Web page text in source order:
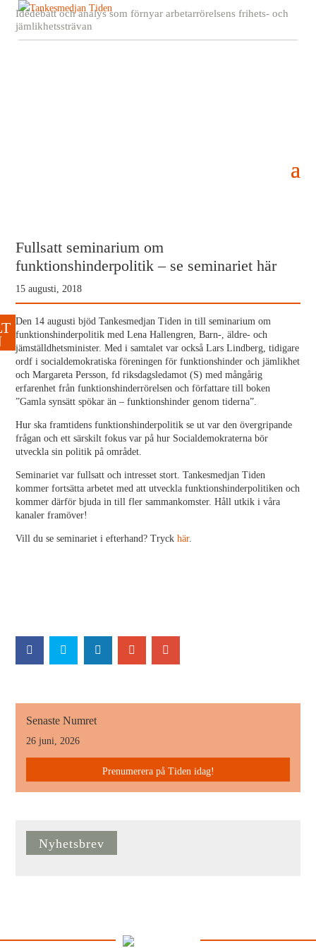
Idédebatt och analys som förnyar arbetarrörelsens frihets- och
jämlikhetssträvan
Fullsatt seminarium om
funktionshinderpolitik – se seminariet här
15 augusti, 2018
Den 14 augusti bjöd Tankesmedjan Tiden in till seminarium om
funktionshinderpolitik med Lena Hallengren, Barn-, äldre- och
jämställdhetsminister. Med i samtalet var också Lars Lindberg, tidigare
ordf i socialdemokratiska föreningen för funktionshinder och jämlikhet
och Margareta Persson, fd riksdagsledamot (S) med mångårig
erfarenhet från funktionshinderrörelsen och författare till boken
”Gamla synsätt spökar än – funktionshinder genom tiderna”.
Hur ska framtidens funktionshinderpolitik se ut var den övergripande
frågan och ett särskilt fokus var på hur Socialdemokraterna bör
utveckla sin politik på området.
Seminariet var fullsatt och intresset stort. Tankesmedjan Tiden
kommer fortsätta arbetet med att utveckla funktionshinderpolitiken och
kommer därför bjuda in till fler sammankomster. Håll utkik i våra
kanaler framöver!
Vill du se seminariet i efterhand? Tryckhär.
Senaste Numret
26 juni, 2026
Prenumerera på Tiden idag!
Nyhetsbrev